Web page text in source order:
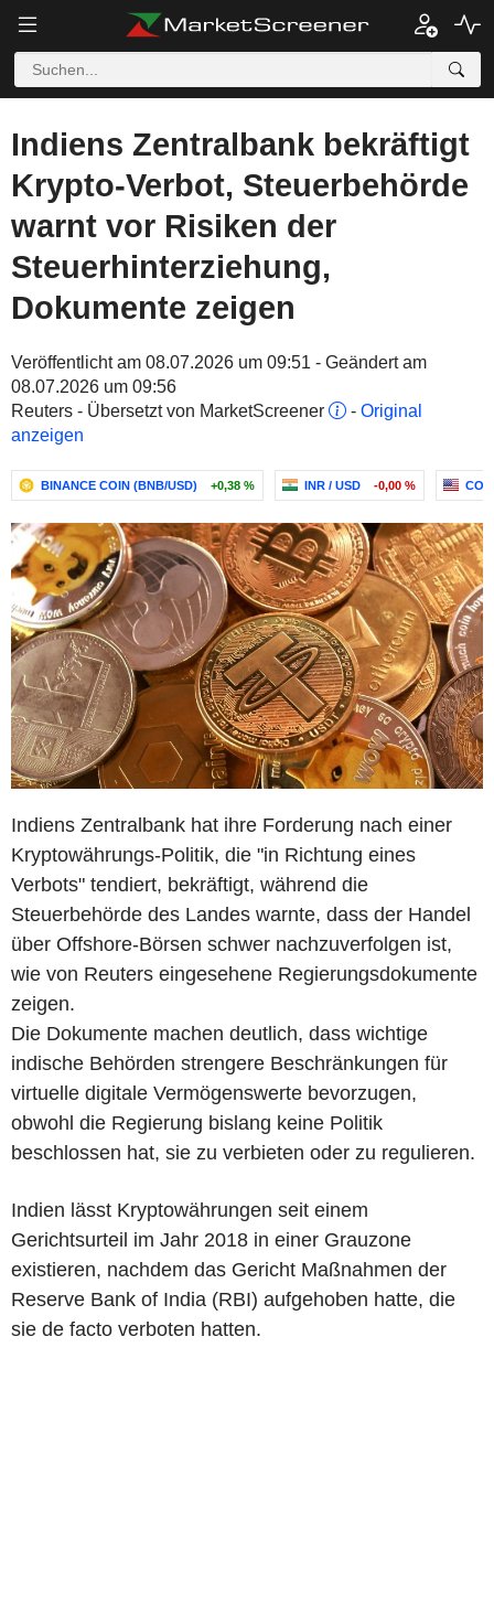
Indiens Zentralbank bekräftigt
Krypto-Verbot, Steuerbehörde
warnt vor Risiken der
Steuerhinterziehung,
Dokumente zeigen
Veröffentlicht am 08.07.2026 um 09:51 - Geändert am
08.07.2026 um 09:56
Reuters - Übersetzt von MarketScreener
- Original
anzeigen
BINANCE COIN (BNB/USD) +0,38 % INR / USD -0,00 %
Indiens Zentralbank hat ihre Forderung nach einer
Kryptowährungs-Politik, die "in Richtung eines
Verbots" tendiert, bekräftigt, während die
Steuerbehörde des Landes warnte, dass der Handel
über Offshore-Börsen schwer nachzuverfolgen ist,
wie von Reuters eingesehene Regierungsdokumente
zeigen.
Die Dokumente machen deutlich, dass wichtige
indische Behörden strengere Beschränkungen für
virtuelle digitale Vermögenswerte bevorzugen,
obwohl die Regierung bislang keine Politik
beschlossen hat, sie zu verbieten oder zu regulieren.
Indien lässt Kryptowährungen seit einem
Gerichtsurteil im Jahr 2018 in einer Grauzone
existieren, nachdem das Gericht Maßnahmen der
Reserve Bank of India (RBI) aufgehoben hatte, die
sie de facto verboten hatten.